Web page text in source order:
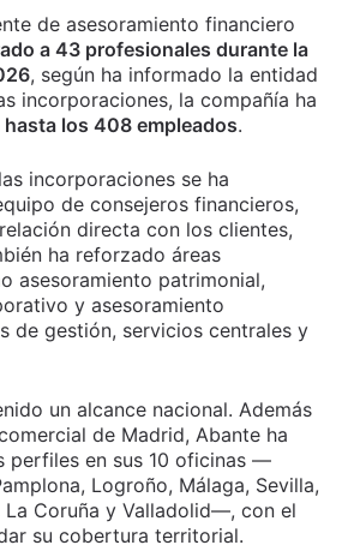
de asesoramiento financiero
a 43 profesionales durante la
, según ha informado la entidad
incorporaciones, la compañía ha
los 408 empleados.
incorporaciones se ha
de consejeros financieros,
directa con los clientes,
ha reforzado áreas
asesoramiento patrimonial,
y asesoramiento
de gestión, servicios centrales y
un alcance nacional. Además
de Madrid, Abante ha
perfiles en sus 10 oficinas —
Logroño, Málaga, Sevilla,
La Coruña y Valladolid—, con el
su cobertura territorial.